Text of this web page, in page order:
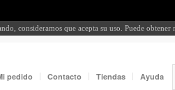
consideramos que acepta su uso. Puede obtener
pedido Contacto Tiendas Ayuda